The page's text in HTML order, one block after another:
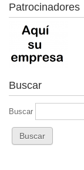
Patrocinadores
Buscar
Buscar